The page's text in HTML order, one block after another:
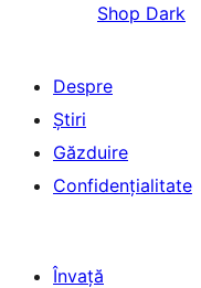
Shop Dark
Despre
Știri
Găzduire
Confidențialitate
Învață